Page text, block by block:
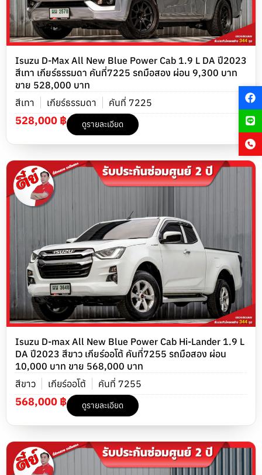
Isuzu D-Max All New Blue Power Cab 1.9 L DA ปี2023
สีเทา เกียร์ธรรมดา คันที่7225 รถมือสอง ผ่อน 9,300 บาท
ขาย 528,000 บาท
สีเทา
เกียร์ธรรมดา คันที่ 7225
528,000 ฿ ดูรายละเอียด
Isuzu D-max All New Blue Power Cab Hi-Lander 1.9 L
DA ปี2023 สีขาว เกียร์ออโต้ คันที่7255 รถมือสอง ผ่อน
10,000 บาท ขาย 568,000 บาท
สีขาว
เกียร์ออโต้ คันที่ 7255
568,000 ฿ ดูรายละเอียด